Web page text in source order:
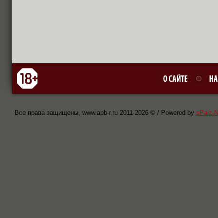
Все права защищены, www.apb-r.ru 2011-2026 © / Powered by sPaiz-